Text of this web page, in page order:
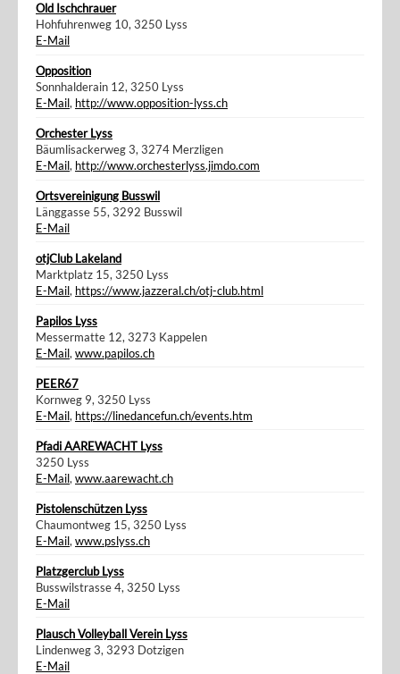
Old Ischchrauer
Hohfuhrenweg 10, 3250 Lyss
E-Mail
Opposition
Sonnhalderain 12, 3250 Lyss
E-Mail, http://www.opposition-lyss.ch
Orchester Lyss
Bäumlisackerweg 3, 3274 Merzligen
E-Mail, http://www.orchesterlyss.jimdo.com
Ortsvereinigung Busswil
Länggasse 55, 3292 Busswil
E-Mail
otjClub Lakeland
Marktplatz 15, 3250 Lyss
E-Mail, https://www.jazzeral.ch/otj-club.html
Papilos Lyss
Messermatte 12, 3273 Kappelen
E-Mail, www.papilos.ch
PEER67
Kornweg 9, 3250 Lyss
E-Mail, https://linedancefun.ch/events.htm
Pfadi AAREWACHT Lyss
3250 Lyss
E-Mail, www.aarewacht.ch
Pistolenschützen Lyss
Chaumontweg 15, 3250 Lyss
E-Mail, www.pslyss.ch
Platzgerclub Lyss
Busswilstrasse 4, 3250 Lyss
E-Mail
Plausch Volleyball Verein Lyss
Lindenweg 3, 3293 Dotzigen
E-Mail